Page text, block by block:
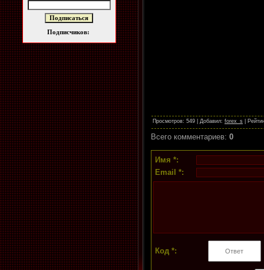
Подписчиков:
Просмотров: 549 | Добавил: forex_s
Всего комментариев: 0
Имя *:
Email *:
Код *: